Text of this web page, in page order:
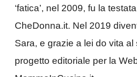
‘fatica’, nel 2009, fu la
CheDonna.it. Nel 2019
Sara, e grazie a lei do vita al
progetto editoriale per la